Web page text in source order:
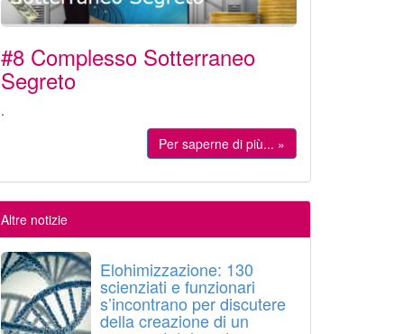
#8 Complesso Sotterraneo
Segreto
.
Per saperne di più... »
Altre notizie
Elohimizzazione: 130
scienziati e funzionari
s’incontrano per discutere
della creazione di un